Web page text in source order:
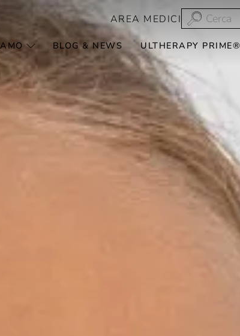
BLOG & NEWS ULTHERAPY PRIME®
AREA MEDICI